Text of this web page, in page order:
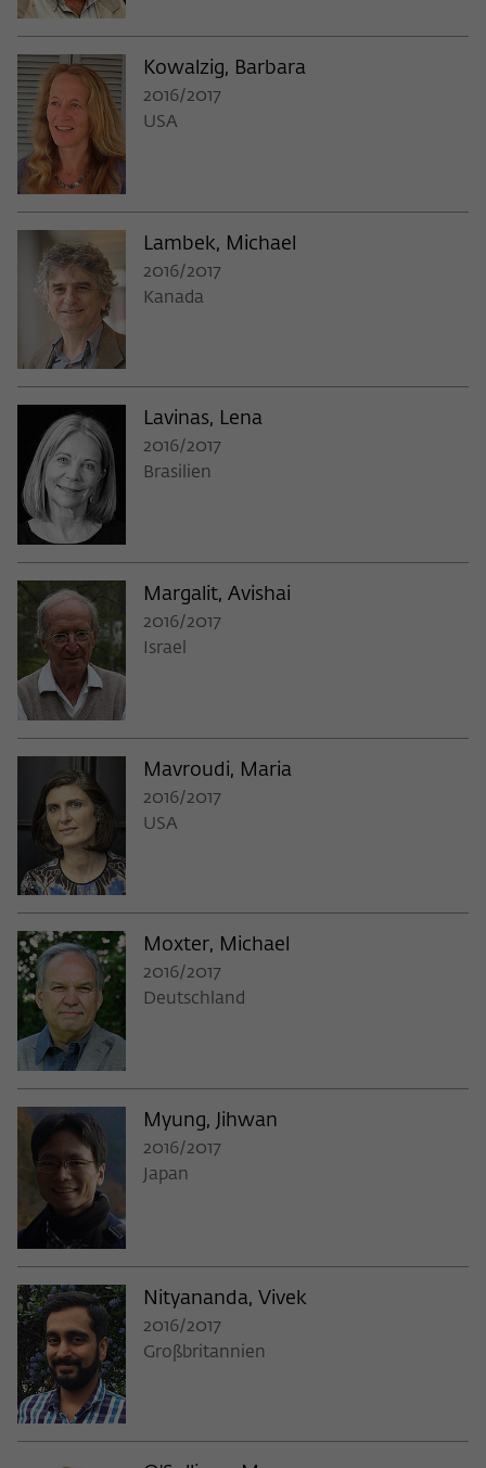
Kowalzig, Barbara
2016/2017
USA
Lambek, Michael
2016/2017
Kanada
Lavinas, Lena
2016/2017
Brasilien
Margalit, Avishai
2016/2017
Israel
Mavroudi, Maria
2016/2017
USA
Moxter, Michael
2016/2017
Deutschland
Myung, Jihwan
2016/2017
Japan
Nityananda, Vivek
2016/2017
Großbritannien